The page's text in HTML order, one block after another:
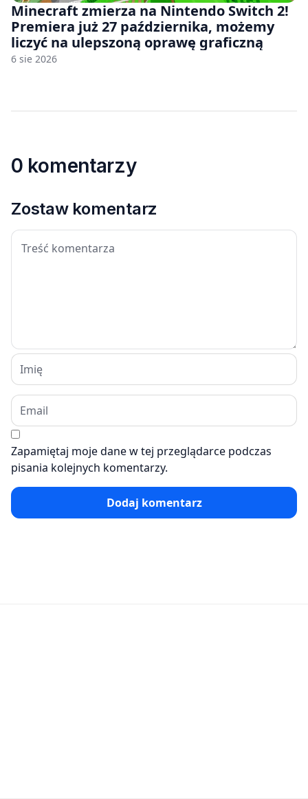
Minecraft zmierza na Nintendo Switch 2!
Premiera już 27 października, możemy
liczyć na ulepszoną oprawę graficzną
6 sie 2026
0 komentarzy
Zostaw komentarz
Zapamiętaj moje dane w tej przeglądarce podczas
pisania kolejnych komentarzy.
Dodaj komentarz